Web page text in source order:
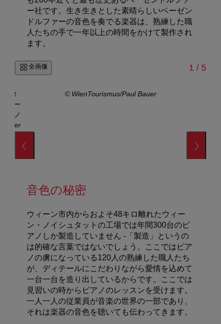
ー社です。生き生きとした素晴らしいベーゼン
ドルファーの音色を奏でる楽器は、熟練した職
人たちの手で一年以上の時間をかけて製作され
ます。
全画像 1 // 5
スタ
アー
アノ
© WienTourismus/Paul Bauer
音色の秘密
ウィーン市内からおよそ48キロ離れたウィー
ン・ノイシュタットの工場では年間300台のピ
アノしか製造していません ‐「製造」というの
は的確な言葉ではないでしょう。ここではピア
ノの虜になっている120人の熟練した職人たち
が、ディテールにこだわりながら愛情を込めて
一台一台を造り出しているからです。ここでは
見習いの時からピアノのレッスンを受けます。
一人一人の従業員が音楽の世界の一部であり、
それは楽器の音色を聴いても伝わってきます。